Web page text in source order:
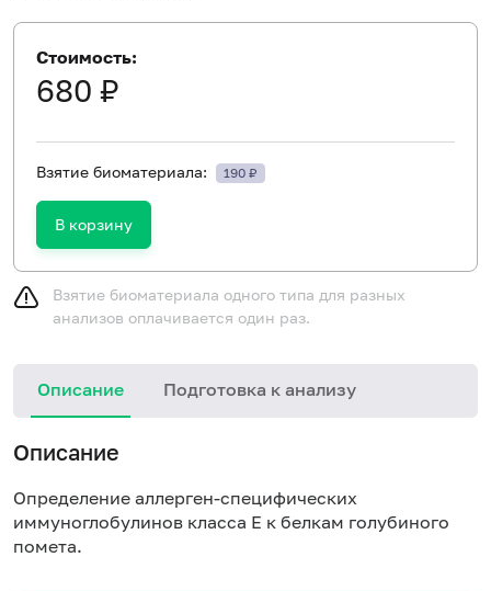
Стоимость:
680 ₽
Взятие биоматериала: 190 ₽
В корзину
Взятие биоматериала одного типа для разных
анализов оплачивается один раз.
Описание Подготовка к анализу
Описание
Определение аллерген-специфических
иммуноглобулинов класса E к белкам голубиного
помета.